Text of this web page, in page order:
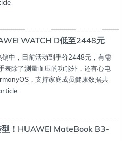
WATCH D低至2448元
中，目前活动到手价2448元，有需
表除了测量血压的功能外，还有心电
，支持家庭成员健康数据共
！HUAWEI MateBook B3-